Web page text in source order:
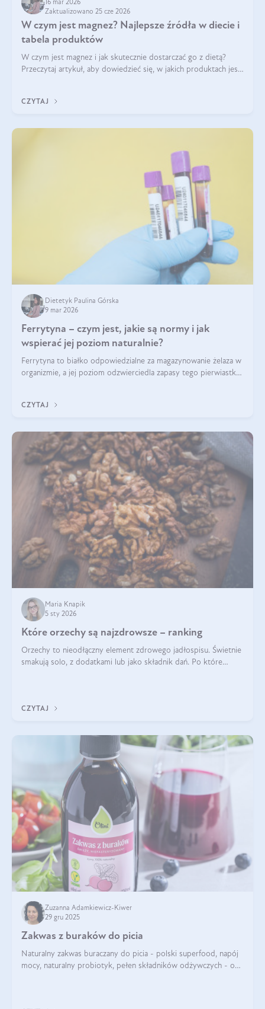
16 mar 2026
Zaktualizowano 25 cze 2026
W czym jest magnez? Najlepsze źródła w diecie i
tabela produktów
W czym jest magnez i jak skutecznie dostarczać go z dietą?
Przeczytaj artykuł, aby dowiedzieć się, w jakich produktach jest
CZYTAJ
Dietetyk Paulina Górska
9 mar 2026
Ferrytyna – czym jest, jakie są normy i jak
wspierać jej poziom naturalnie?
Ferrytyna to białko odpowiedzialne za magazynowanie żelaza w
organizmie, a jej poziom odzwierciedla zapasy tego pierwiastka.
funkcjonowanie (
CZYTAJ
Maria Knapik
5 sty 2026
Które orzechy są najzdrowsze – ranking
Orzechy to nieodłączny element zdrowego jadłospisu. Świetnie
smakują solo, z dodatkami lub jako składnik dań. Po które
CZYTAJ
Zuzanna Adamkiewicz-Kiwer
29 gru 2025
Zakwas z buraków do picia
Naturalny zakwas buraczany do picia - polski superfood, napój
mocy, naturalny probiotyk, pełen składników odżywczych - o